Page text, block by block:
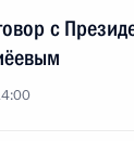
с